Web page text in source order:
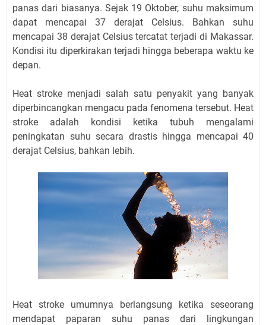
panas dari biasanya. Sejak 19 Oktober, suhu maksimum
dapat mencapai 37 derajat Celsius. Bahkan suhu
mencapai 38 derajat Celsius tercatat terjadi di Makassar.
Kondisi itu diperkirakan terjadi hingga beberapa waktu ke
depan.
Heat stroke menjadi salah satu penyakit yang banyak
diperbincangkan mengacu pada fenomena tersebut. Heat
stroke adalah kondisi ketika tubuh mengalami
peningkatan suhu secara drastis hingga mencapai 40
derajat Celsius, bahkan lebih.
Heat stroke umumnya berlangsung ketika seseorang
mendapat paparan suhu panas dari lingkungan